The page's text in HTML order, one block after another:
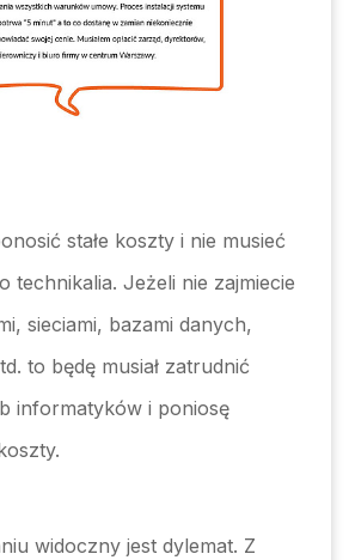
stałe koszty i nie musieć
technikalia. Jeżeli nie zajmiecie
sieciami, bazami danych,
to będę musiał zatrudnić
informatyków i poniosę
widoczny jest dylemat. Z